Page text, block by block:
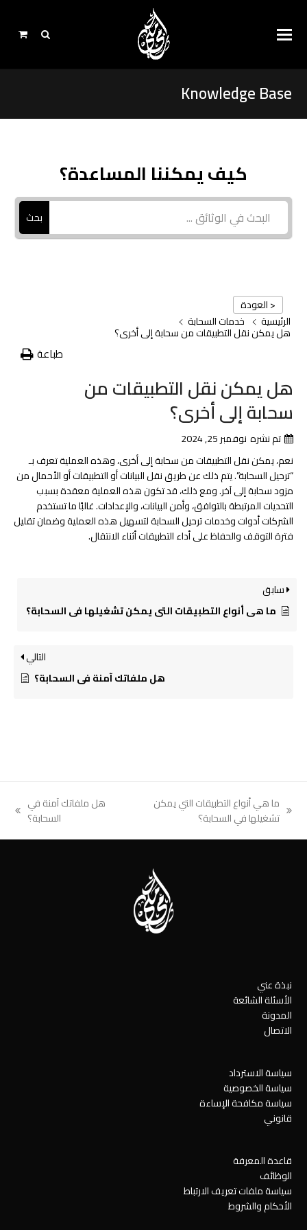
Knowledge Base
كيف يمكننا المساعدة؟
بحث
< العودة
الرئيسية
خدمات السحابة
هل يمكن نقل التطبيقات من سحابة إلى أخرى؟
طباعة
هل يمكن نقل التطبيقات من
سحابة إلى أخرى؟
تم نشره نوفمبر 25, 2024
نعم، يمكن نقل التطبيقات من سحابة إلى أخرى، وهذه العملية تعرف بـ
“ترحيل السحابة”. يتم ذلك عن طريق نقل البيانات أو التطبيقات أو الأحمال من
مزود سحابة إلى آخر. ومع ذلك، قد تكون هذه العملية معقدة بسبب
التحديات المرتبطة بالتوافق، وأمن البيانات، والإعدادات. غالبًا ما تستخدم
الشركات أدوات وخدمات ترحيل السحابة لتسهيل هذه العملية وضمان تقليل
فترة التوقف والحفاظ على أداء التطبيقات أثناء الانتقال.
سابق
ما هي أنواع التطبيقات التي يمكن تشغيلها في السحابة؟
التالي
هل ملفاتك آمنة في السحابة؟
previous
ما هي أنواع التطبيقات التي يمكن
تشغيلها في السحابة؟
هل ملفاتك آمنة في
السحابة؟
نبذة عني
الأسئلة الشائعة
المدونة
الاتصال
سياسة الاسترداد
سياسة الخصوصية
سياسة مكافحة الإساءة
قانوني
قاعدة المعرفة
الوظائف
سياسة ملفات تعريف الارتباط
الأحكام والشروط